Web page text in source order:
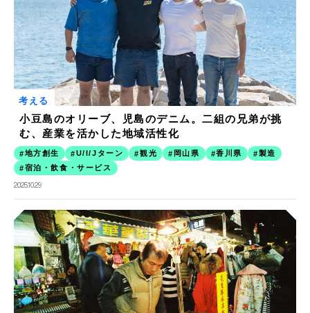
考える
小豆島のオリーブ、児島のデニム。二組の兄弟が挑
む、産業を活かした地域活性化
地方創生 U/I/Jターン 観光 岡山県 香川県
製造
宿泊・飲食・サービス
2025.10.29